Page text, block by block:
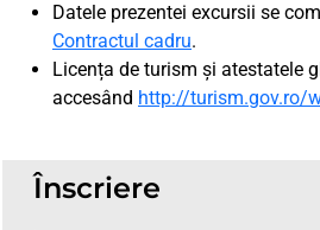
Datele prezentei excursii se
Contractul cadru.
Licența de turism și atestatele
accesând http://turism.gov.ro/
Înscriere